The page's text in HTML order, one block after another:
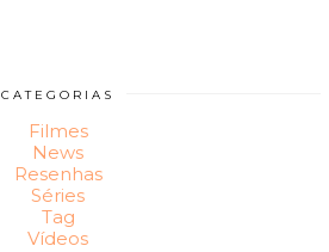
CATEGORIAS
Filmes
News
Resenhas
Séries
Tag
Vídeos